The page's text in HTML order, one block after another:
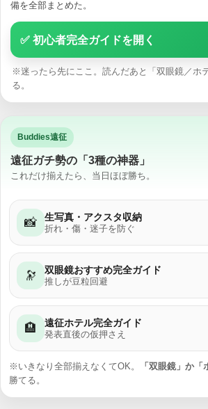
備を全部まとめた。
✅ 初心者完全ガイドを開く
※迷ったら先にここ。読んだあと「双眼鏡／ホ
る。
Buddies遠征
遠征ガチ勢の「3種の神器」
これだけ揃えたら、当日ほぼ勝ち。
📸 生写真・アクスタ収納
折れ・傷・迷子を防ぐ
🔭 双眼鏡おすすめ完全ガイド
推しが豆粒回避
🏨 遠征ホテル完全ガイド
発表直後の仮押さえ
※いきなり全部揃えなくてOK。 「双眼鏡」か「
勝てる。